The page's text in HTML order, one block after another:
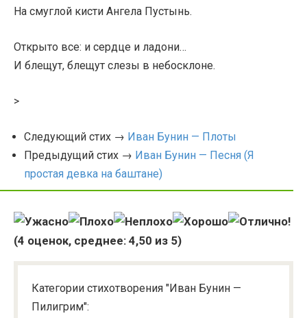
На смуглой кисти Ангела Пустынь.
Открыто все: и сердце и ладони…
И блещут, блещут слезы в небосклоне.
>
Следующий стих → Иван Бунин — Плоты
Предыдущий стих → Иван Бунин — Песня (Я
простая девка на баштане)
(4 оценок, среднее: 4,50 из 5)
Категории стихотворения "Иван Бунин —
Пилигрим":